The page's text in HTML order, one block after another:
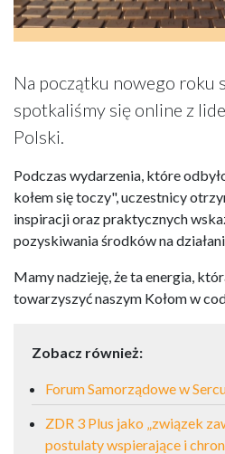
Na początku nowego roku
spotkaliśmy się online z
Polski.
Podczas wydarzenia, które
kołem się toczy", uczestnicy
inspiracji oraz praktycznych
pozyskiwania środków na
Mamy nadzieję, że ta energia,
towarzyszyć naszym Kołom w
Zobacz również:
Forum Samorządowe w
ZDR 3 Plus jako „związek
postulaty wspierające i